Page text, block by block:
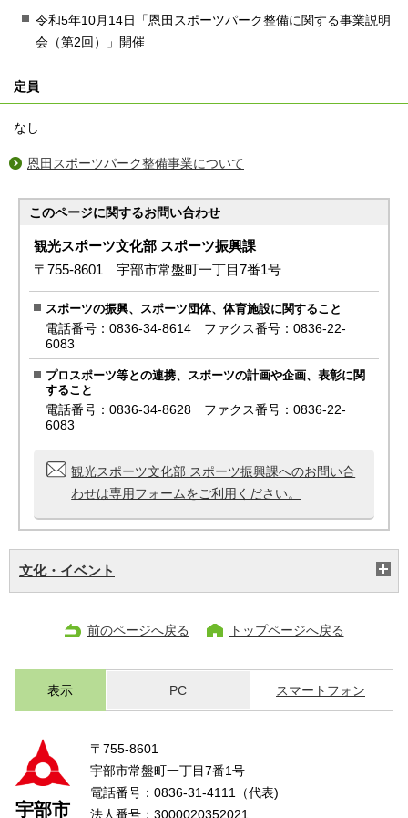
令和5年10月14日「恩田スポーツパーク整備に関する事業説明
会（第2回）」開催
定員
なし
恩田スポーツパーク整備事業について
このページに関するお問い合わせ
観光スポーツ文化部 スポーツ振興課
〒755-8601 宇部市常盤町一丁目7番1号
スポーツの振興、スポーツ団体、体育施設に関すること
電話番号：0836-34-8614 ファクス番号：0836-22-
6083
プロスポーツ等との連携、スポーツの計画や企画、表彰に関
すること
電話番号：0836-34-8628 ファクス番号：0836-22-
6083
観光スポーツ文化部 スポーツ振興課へのお問い合
わせは専用フォームをご利用ください。
文化・イベント
前のページへ戻る トップページへ戻る
表示 PC スマートフォン
宇部市
〒755-8601
宇部市常盤町一丁目7番1号
電話番号：0836-31-4111（代表)
法人番号：3000020352021